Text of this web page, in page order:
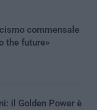
commensale
the future»
il Golden Power è